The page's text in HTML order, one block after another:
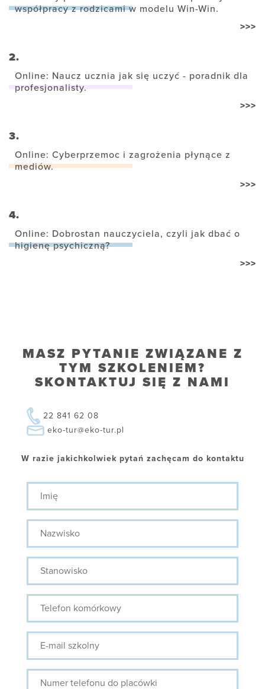
współpracy z rodzicami w modelu Win-Win.
>>>
2.
Online: Naucz ucznia jak się uczyć - poradnik dla
profesjonalisty.
>>>
3.
Online: Cyberprzemoc i zagrożenia płynące z
mediów.
>>>
4.
Online: Dobrostan nauczyciela, czyli jak dbać o
higienę psychiczną?
>>>
MASZ PYTANIE ZWIĄZANE Z
TYM SZKOLENIEM?
SKONTAKTUJ SIĘ Z NAMI
22 841 62 08
eko-tur@eko-tur.pl
W razie jakichkolwiek pytań zachęcam do kontaktu
Imię
Nazwisko
Stanowisko
Telefon
komórkowy
E-
mail
szkolny
Numer
telefonu